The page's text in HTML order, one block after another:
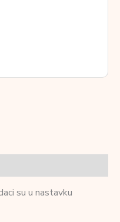
su u nastavku